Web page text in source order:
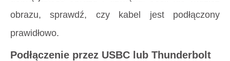
obrazu, sprawdź, czy kabel jest podłączony
prawidłowo.
Podłączenie przez USBC lub Thunderbolt